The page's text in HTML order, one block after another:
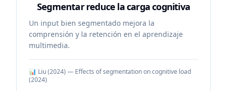
Segmentar reduce la carga cognitiva
Un input bien segmentado mejora la
comprensión y la retención en el aprendizaje
multimedia.
📊 Liu (2024) — Effects of segmentation on cognitive load
(2024)